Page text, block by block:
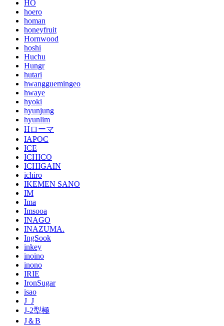
HO
hoero
homan
honeyfruit
Hornwood
hoshi
Huchu
Hungr
hutari
hwangguemingeo
hwaye
hyoki
hyunjung
hyunlim
Hローマ
IAPOC
ICE
ICHICO
ICHIGAIN
ichiro
IKEMEN SANO
IM
Ima
Imsooa
INAGO
INAZUMA.
IngSook
inkey
inoino
inono
IRIE
IronSugar
isao
J_J
J-2型極
J＆B